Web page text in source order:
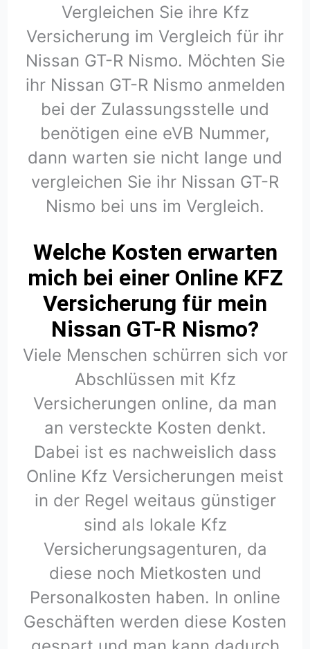
Vergleichen Sie ihre Kfz
Versicherung im Vergleich für ihr
Nissan GT-R Nismo. Möchten Sie
ihr Nissan GT-R Nismo anmelden
bei der Zulassungsstelle und
benötigen eine eVB Nummer,
dann warten sie nicht lange und
vergleichen Sie ihr Nissan GT-R
Nismo bei uns im Vergleich.
Welche Kosten erwarten
mich bei einer Online KFZ
Versicherung für mein
Nissan GT-R Nismo?
Viele Menschen schürren sich vor
Abschlüssen mit Kfz
Versicherungen online, da man
an versteckte Kosten denkt.
Dabei ist es nachweislich dass
Online Kfz Versicherungen meist
in der Regel weitaus günstiger
sind als lokale Kfz
Versicherungsagenturen, da
diese noch Mietkosten und
Personalkosten haben. In online
Geschäften werden diese Kosten